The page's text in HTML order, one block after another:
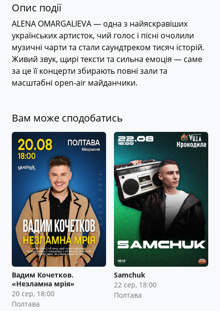
Опис події
ALENA OMARGALIEVA — одна з найяскравіших
українських артисток, чий голос і пісні очолили
музичні чарти та стали саундтреком тисяч історій.
Живий звук, щирі тексти та сильна емоція — саме
за це її концерти збирають повні зали та
масштабні open-air майданчики.
Вам може сподобатись
Вадим Кочетков.
«Незламна мрія»
20 сер, 18:00
Полтава
Samchuk
22 сер, 18:00
Полтава